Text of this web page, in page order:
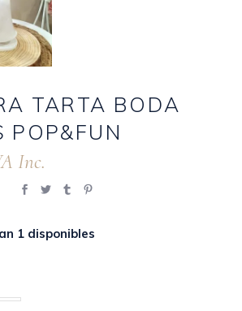
TARTA BODA
POP&FUN
Inc.
1 disponibles